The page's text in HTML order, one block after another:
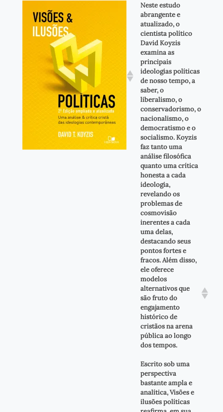
Neste estudo
abrangente e
atualizado, o
cientista político
David Koyzis
examina as
principais
ideologias políticas
de nosso tempo, a
saber, o
liberalismo, o
conservadorismo, o
nacionalismo, o
democratismo e o
socialismo. Koyzis
faz tanto uma
análise filosófica
quanto uma crítica
honesta a cada
ideologia,
revelando os
problemas de
cosmovisão
inerentes a cada
uma delas,
destacando seus
pontos fortes e
fracos. Além disso,
ele oferece
modelos
alternativos que
são fruto do
engajamento
histórico de
cristãos na arena
pública ao longo
dos tempos.
Escrito sob uma
perspectiva
bastante ampla e
analítica, Visões e
ilusões políticas